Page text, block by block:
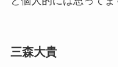
三森大貴